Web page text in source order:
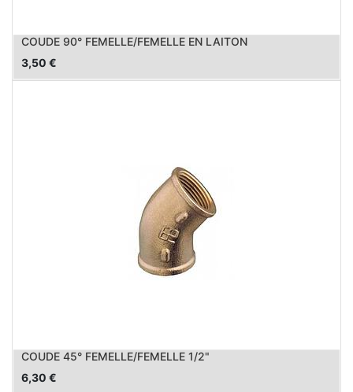
COUDE 90° FEMELLE/FEMELLE EN LAITON
3,50 €
COUDE 45° FEMELLE/FEMELLE 1/2"
6,30 €